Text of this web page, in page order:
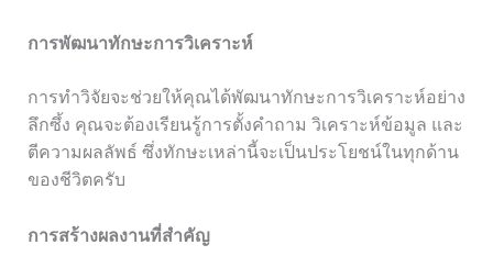
การพัฒนาทักษะการวิเคราะห์
การทำวิจัยจะช่วยให้คุณได้พัฒนาทักษะการวิเคราะห์อย่าง
ลึกซึ้ง คุณจะต้องเรียนรู้การตั้งคำถาม วิเคราะห์ข้อมูล และ
ตีความผลลัพธ์ ซึ่งทักษะเหล่านี้จะเป็นประโยชน์ในทุกด้าน
ของชีวิตครับ
การสร้างผลงานที่สำคัญ